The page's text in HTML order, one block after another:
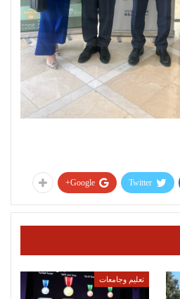
Twitter
Google+
تعليم وجامعات